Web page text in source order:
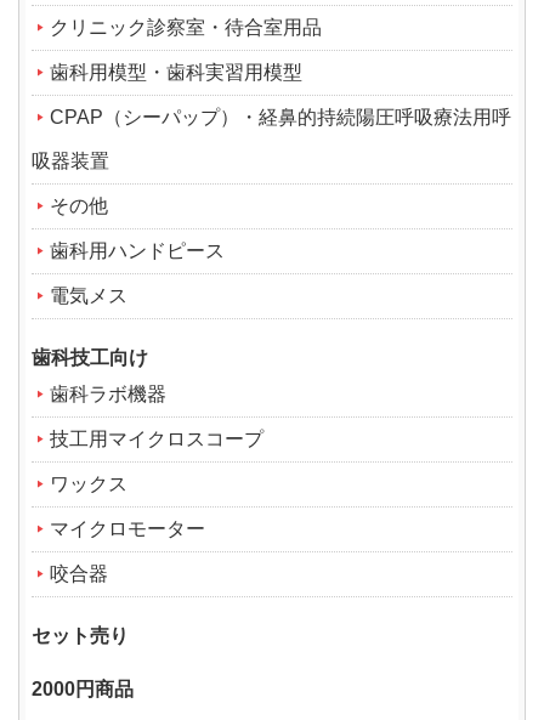
クリニック診察室・待合室用品
歯科用模型・歯科実習用模型
CPAP（シーパップ）・経鼻的持続陽圧呼吸療法用呼
吸器装置
その他
歯科用ハンドピース
電気メス
歯科技工向け
歯科ラボ機器
技工用マイクロスコープ
ワックス
マイクロモーター
咬合器
セット売り
2000円商品